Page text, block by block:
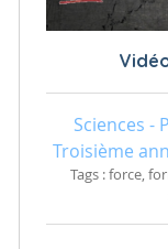
Sciences -
Troisième
Tags : force,